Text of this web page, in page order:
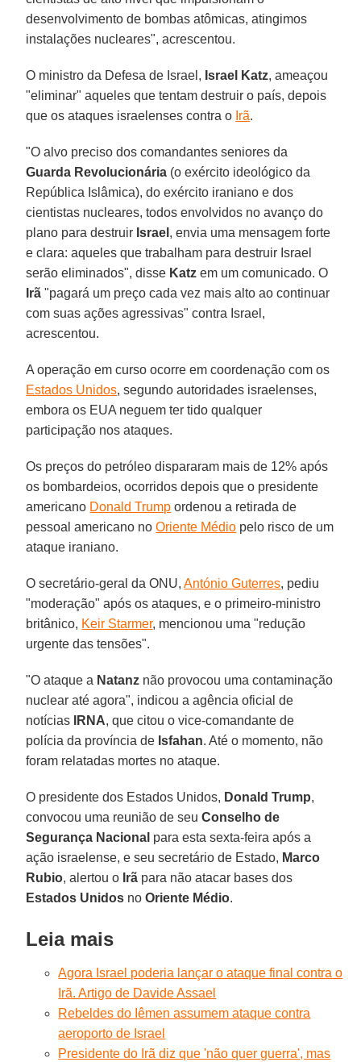
desenvolvimento de bombas atômicas, atingimos
instalações nucleares", acrescentou.
O ministro da Defesa de Israel, Israel Katz, ameaçou
"eliminar" aqueles que tentam destruir o país, depois
que os ataques israelenses contra o Irã.
"O alvo preciso dos comandantes seniores da
Guarda Revolucionária (o exército ideológico da
República Islâmica), do exército iraniano e dos
cientistas nucleares, todos envolvidos no avanço do
plano para destruir Israel , envia uma mensagem forte
e clara: aqueles que trabalham para destruir Israel
serão eliminados", disse Katz em um comunicado. O
Irã "pagará um preço cada vez mais alto ao continuar
com suas ações agressivas" contra Israel,
acrescentou.
A operação em curso ocorre em coordenação com os
Estados Unidos, segundo autoridades israelenses,
embora os EUA neguem ter tido qualquer
participação nos ataques.
Os preços do petróleo dispararam mais de 12% após
os bombardeios, ocorridos depois que o presidente
americano Donald Trump ordenou a retirada de
pessoal americano noOriente Médio pelo risco de um
ataque iraniano.
O secretário-geral da ONU,António Guterres, pediu
"moderação" após os ataques, e o primeiro-ministro
britânico, Keir Starmer, mencionou uma "redução
urgente das tensões".
"O ataque a Natanz não provocou uma contaminação
nuclear até agora", indicou a agência oficial de
notícias
IRNA, que citou o vice-comandante de
polícia da província de Isfahan. Até o momento, não
foram relatadas mortes no ataque.
O presidente dos Estados Unidos, Donald Trump,
convocou uma reunião de seuConselho de
Segurança Nacional para esta sexta-feira após a
ação israelense, e seu secretário de Estado, Marco
Rubio, alertou o Irã para não atacar bases dos
Estados Unidos noOriente Médio.
Leia mais
Agora Israel poderia lançar o ataque final contra o
Irã. Artigo de Davide Assael
Rebeldes do Iêmen assumem ataque contra
aeroporto de Israel
Presidente do Irã diz que 'não quer guerra', mas